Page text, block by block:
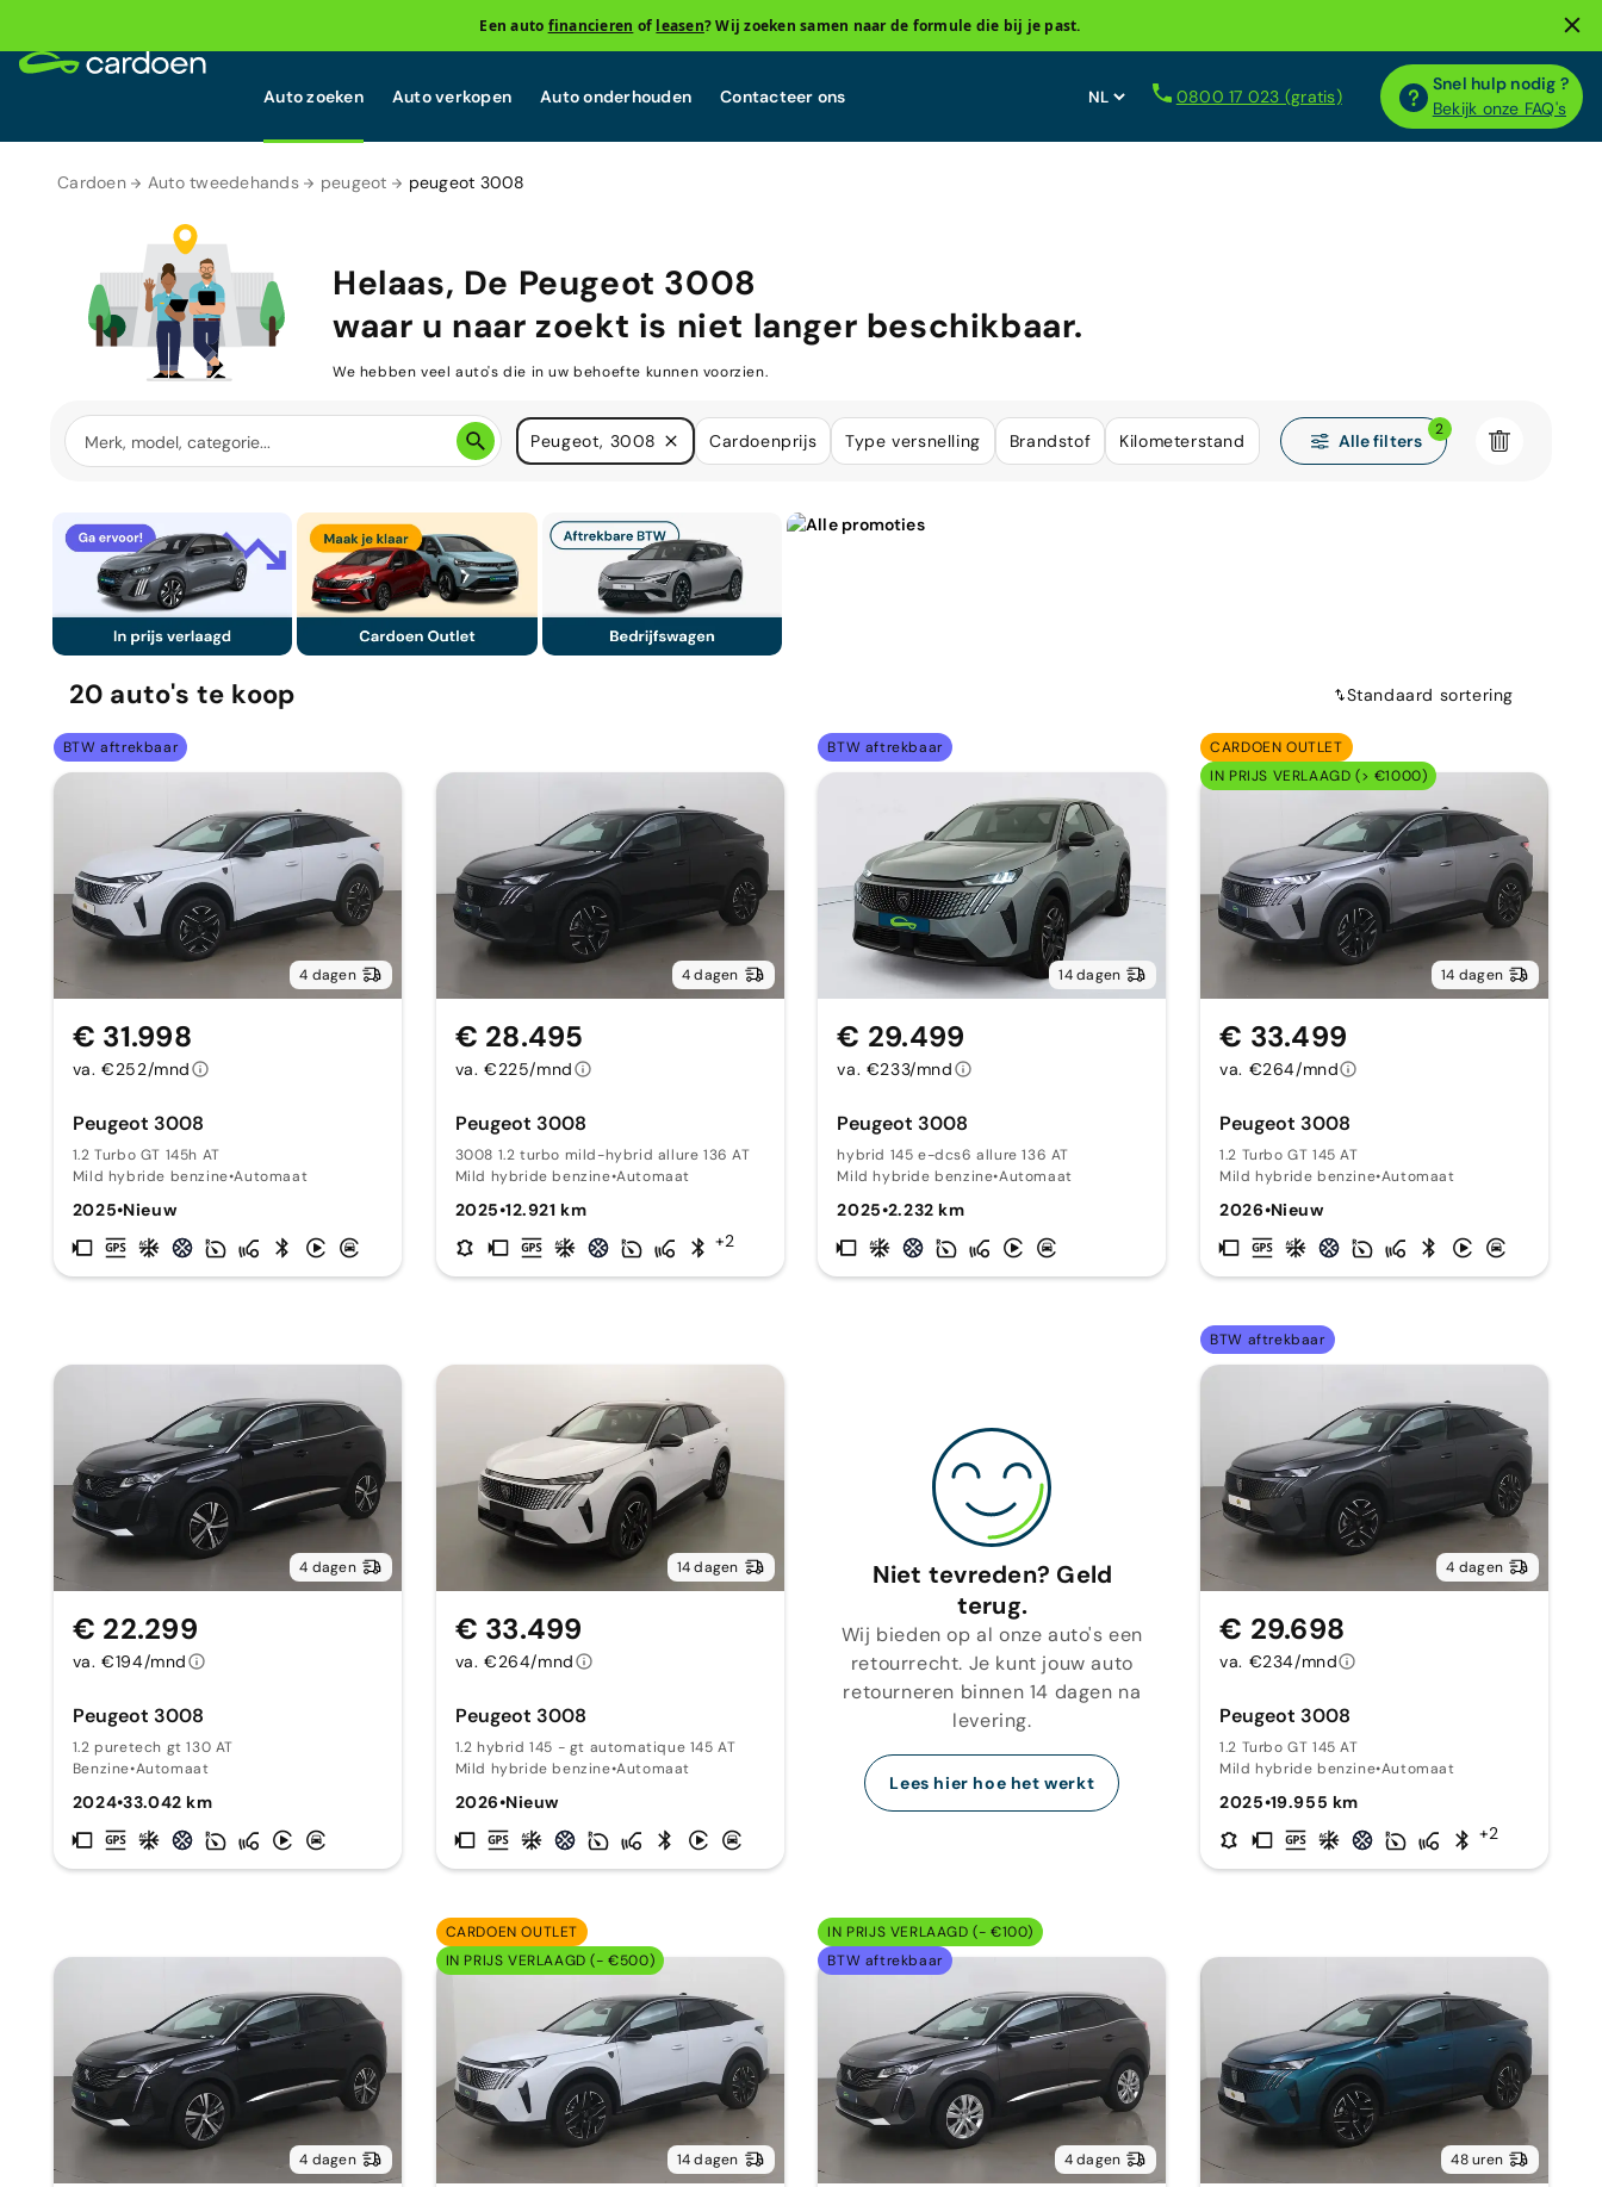
Een auto financieren of leasen? Wij zoeken samen naar de formule die bij je past.
Auto zoeken Auto verkopen Auto onderhouden Contacteer ons 0800 17 023 (gratis)
Snel hulp nodig ?
Bekijk onze FAQ's
Cardoen Auto tweedehands peugeot peugeot 3008
Helaas, De Peugeot 3008
waar u naar zoekt is niet langer beschikbaar.
We hebben veel auto's die in uw behoefte kunnen voorzien.
Peugeot, 3008 Cardoenprijs Type versnelling Brandstof Kilometerstand Alle filters
2
20 auto'ste koop Standaard sortering
BTW aftrekbaar
4 dagen
Peugeot 3008
1.2 Turbo GT 145h AT
Mild hybride benzine•Automaat
2025•Nieuw
€ 31.998
va. €252/mnd
4 dagen
Peugeot 3008
3008 1.2 turbo mild-hybrid allure 136 AT
Mild hybride benzine•Automaat
2025•12.921 km
+2
€ 28.495
va. €225/mnd
BTW aftrekbaar
14 dagen
Peugeot 3008
hybrid 145 e-dcs6 allure 136 AT
Mild hybride benzine•Automaat
2025•2.232 km
€ 29.499
va. €233/mnd
CARDOEN OUTLET
IN PRIJS VERLAAGD (> €1000)
14 dagen
Peugeot 3008
1.2 Turbo GT 145 AT
Mild hybride benzine•Automaat
2026•Nieuw
€ 33.499
va. €264/mnd
4 dagen
Peugeot 3008
1.2 puretech gt 130 AT
Benzine•Automaat
2024•33.042 km
€ 22.299
va. €194/mnd
14 dagen
Peugeot 3008
1.2 hybrid 145 - gt automatique 145 AT
Mild hybride benzine•Automaat
2026•Nieuw
€ 33.499
va. €264/mnd
Niet tevreden? Geld
terug.
Wij bieden op al onze auto's een
retourrecht. Je kunt jouw auto
retourneren binnen 14 dagen na
levering.
Lees hier hoe het werkt
BTW aftrekbaar
4 dagen
Peugeot 3008
1.2 Turbo GT 145 AT
Mild hybride benzine•Automaat
2025•19.955 km
+2
€ 29.698
va. €234/mnd
4 dagen
CARDOEN OUTLET
IN PRIJS VERLAAGD (- €500)
14 dagen
IN PRIJS VERLAAGD (- €100)
BTW aftrekbaar
4 dagen 48 uren